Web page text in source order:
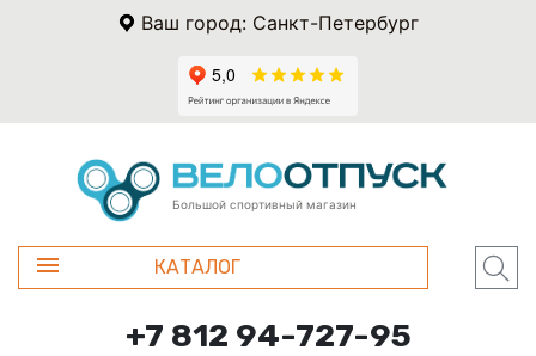
Ваш город: Санкт-Петербург
Большой спортивный магазин
КАТАЛОГ
+7 812 94-727-95